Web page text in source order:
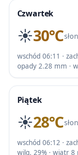
Czwartek
☀️30℃
wschód 06:11 ·
opady 2.28 mm ·
Piątek
☀️28℃
wschód 06:12 ·
wilg. 29% · wiatr 8